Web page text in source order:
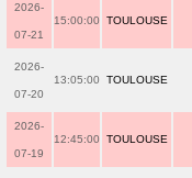
2026-
07-21
15:00:00 TOULOUSE
2026-
07-20
13:05:00 TOULOUSE
2026-
07-19
12:45:00 TOULOUSE